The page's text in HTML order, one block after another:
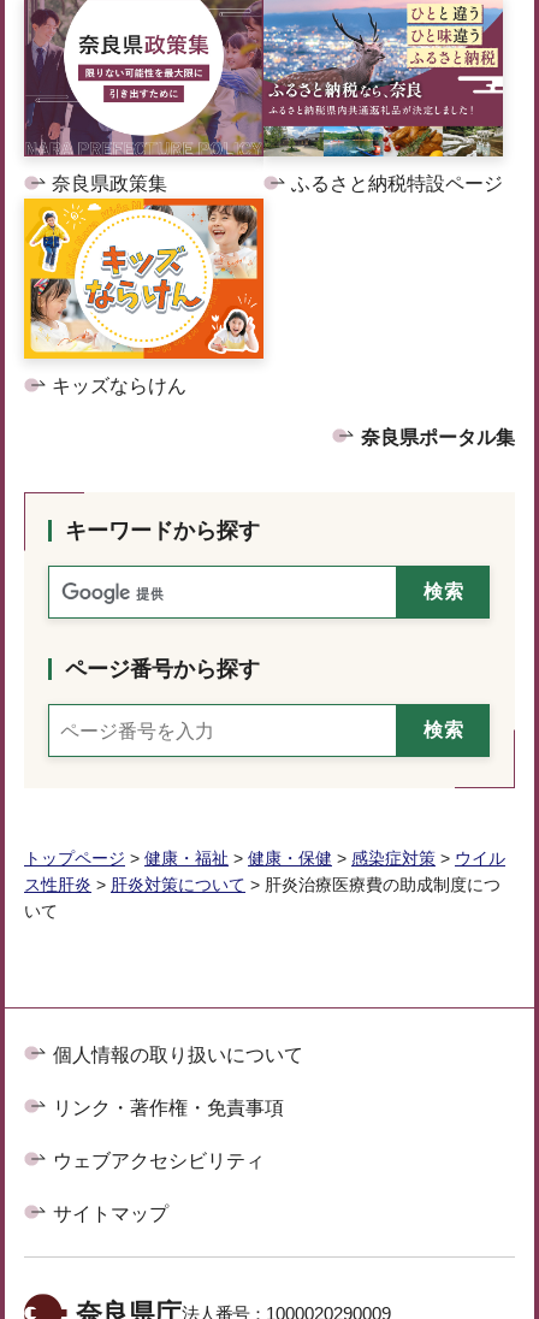
奈良県政策集 ふるさと納税特設ページ
キッズならけん
奈良県ポータル集
キーワードから探す
ページ番号から探す
トップページ > 健康・福祉 > 健康・保健 > 感染症対策 > ウイル
ス性肝炎 > 肝炎対策について > 肝炎治療医療費の助成制度につ
いて
個人情報の取り扱いについて
リンク・著作権・免責事項
ウェブアクセシビリティ
サイトマップ
法人番号： 1000020290009